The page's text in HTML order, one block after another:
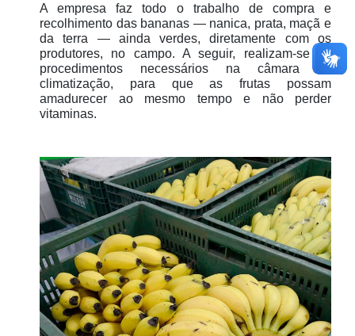
A empresa faz todo o trabalho de compra e
recolhimento das bananas — nanica, prata, maçã e
da terra — ainda verdes, diretamente com os
produtores, no campo. A seguir, realizam-se os
procedimentos necessários na câmara de
climatização, para que as frutas possam
amadurecer ao mesmo tempo e não perder
vitaminas.